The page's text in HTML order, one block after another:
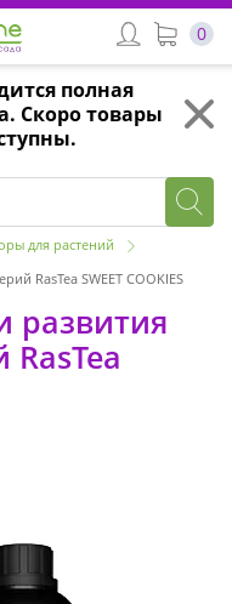
полная
Скоро товары
0
для растений
RasTea SWEET COOKIES
развития